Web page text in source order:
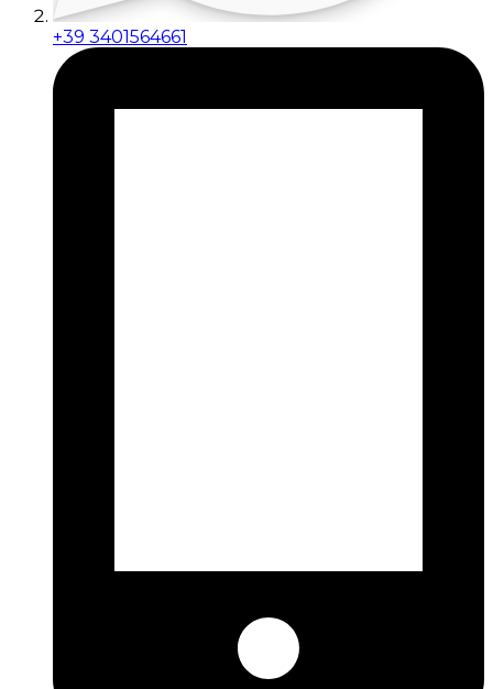
+39 3401564661